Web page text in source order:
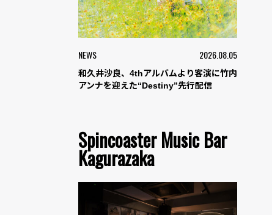
NEWS 2026.08.05
和久井沙良、4thアルバムより客演に竹内
アンナを迎えた“Destiny”先行配信
Spincoaster Music Bar
Kagurazaka